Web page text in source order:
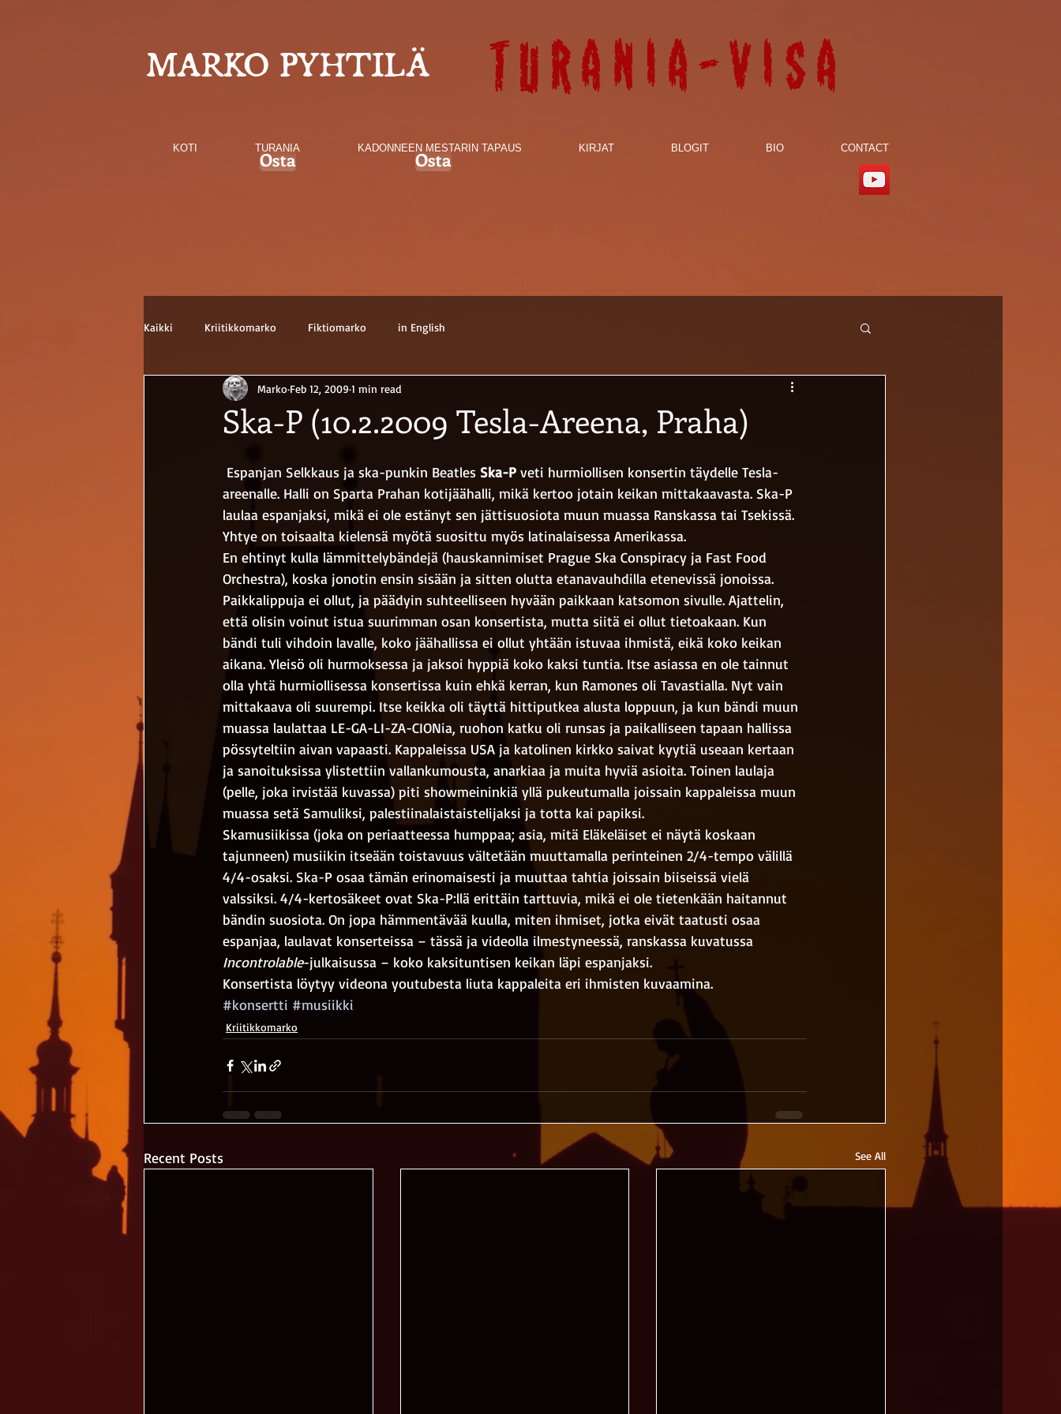
MARKO PYHTILÄ Turania-visa
KOTI TURANIA KADONNEEN MESTARIN TAPAUS KIRJAT BLOGIT BIO CONTACT
Osta Osta
Kaikki Kriitikkomarko Fiktiomarko in English
Ska-P (10.2.2009 Tesla-Areena, Praha)
Marko Feb 12, 2009 1 min read
Espanjan Selkkaus ja ska-punkin Beatles Ska-P veti hurmiollisen konsertin täydelle Tesla-
areenalle. Halli on Sparta Prahan kotijäähalli, mikä kertoo jotain keikan mittakaavasta. Ska-P
laulaa espanjaksi, mikä ei ole estänyt sen jättisuosiota muun muassa Ranskassa tai Tsekissä.
Yhtye on toisaalta kielensä myötä suosittu myös latinalaisessa Amerikassa.
En ehtinyt kulla lämmittelybändejä (hauskannimiset Prague Ska Conspiracy ja Fast Food
Orchestra), koska jonotin ensin sisään ja sitten olutta etanavauhdilla etenevissä jonoissa.
Paikkalippuja ei ollut, ja päädyin suhteelliseen hyvään paikkaan katsomon sivulle. Ajattelin,
että olisin voinut istua suurimman osan konsertista, mutta siitä ei ollut tietoakaan. Kun
bändi tuli vihdoin lavalle, koko jäähallissa ei ollut yhtään istuvaa ihmistä, eikä koko keikan
aikana. Yleisö oli hurmoksessa ja jaksoi hyppiä koko kaksi tuntia. Itse asiassa en ole tainnut
olla yhtä hurmiollisessa konsertissa kuin ehkä kerran, kun Ramones oli Tavastialla. Nyt vain
mittakaava oli suurempi. Itse keikka oli täyttä hittiputkea alusta loppuun, ja kun bändi muun
muassa laulattaa LE-GA-LI-ZA-CIONia, ruohon katku oli runsas ja paikalliseen tapaan hallissa
pössyteltiin aivan vapaasti. Kappaleissa USA ja katolinen kirkko saivat kyytiä useaan kertaan
ja sanoituksissa ylistettiin vallankumousta, anarkiaa ja muita hyviä asioita. Toinen laulaja
(pelle, joka irvistää kuvassa) piti showmeininkiä yllä pukeutumalla joissain kappaleissa muun
muassa setä Samuliksi, palestiinalaistaistelijaksi ja totta kai papiksi.
Skamusiikissa (joka on periaatteessa humppaa; asia, mitä Eläkeläiset ei näytä koskaan
tajunneen) musiikin itseään toistavuus vältetään muuttamalla perinteinen 2/4-tempo välillä
4/4-osaksi. Ska-P osaa tämän erinomaisesti ja muuttaa tahtia joissain biiseissä vielä
valssiksi. 4/4-kertosäkeet ovat Ska-P:llä erittäin tarttuvia, mikä ei ole tietenkään haitannut
bändin suosiota. On jopa hämmentävää kuulla, miten ihmiset, jotka eivät taatusti osaa
espanjaa, laulavat konserteissa – tässä ja videolla ilmestyneessä, ranskassa kuvatussa
Incontrolable-julkaisussa – koko kaksituntisen keikan läpi espanjaksi.
Konsertista löytyy videona youtubesta liuta kappaleita eri ihmisten kuvaamina.
#konsertti #musiikki
Kriitikkomarko
Recent Posts See All